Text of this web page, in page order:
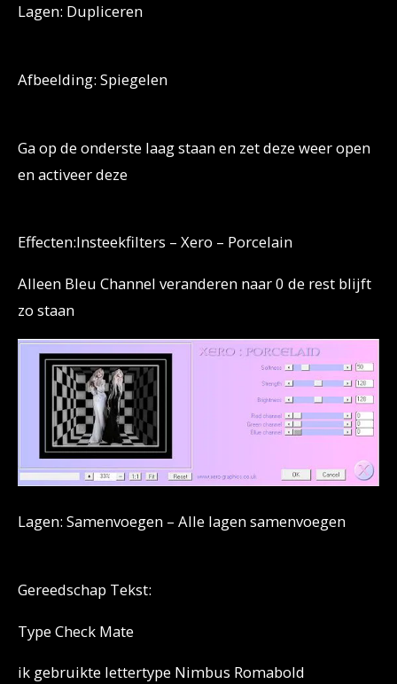
Lagen: Dupliceren
Afbeelding: Spiegelen
Ga op de onderste laag staan en zet deze weer open
en activeer deze
Effecten:Insteekfilters – Xero – Porcelain
Alleen Bleu Channel veranderen naar 0 de rest blijft
zo staan
Lagen: Samenvoegen – Alle lagen samenvoegen
Gereedschap Tekst:
Type Check Mate
ik gebruikte lettertype Nimbus Romabold